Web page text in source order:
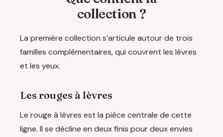
collection ?
La première collection s’articule autour de trois
familles complémentaires, qui couvrent les lèvres
et les yeux.
Les rouges à lèvres
Le rouge à lèvres est la pièce centrale de cette
ligne. Il se décline en deux finis pour deux envies